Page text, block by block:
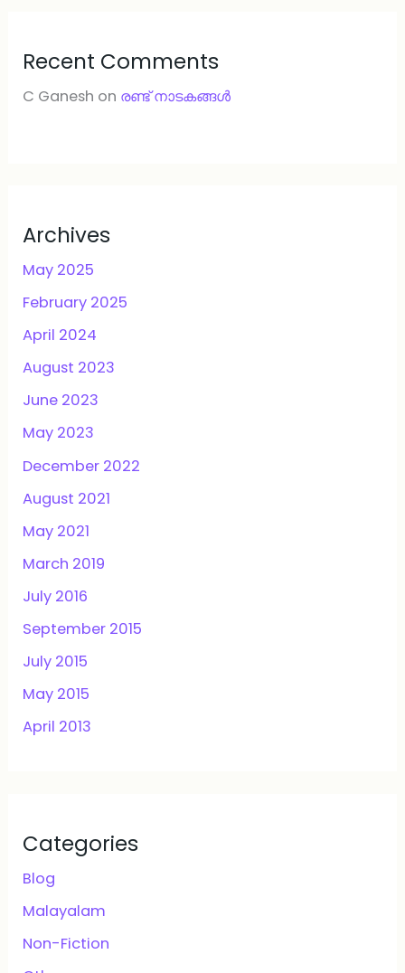
Recent Comments
C Ganesh on രണ്ട് നാടകങ്ങള്‍
Archives
May 2025
February 2025
April 2024
August 2023
June 2023
May 2023
December 2022
August 2021
May 2021
March 2019
July 2016
September 2015
July 2015
May 2015
April 2013
Categories
Blog
Malayalam
Non-Fiction